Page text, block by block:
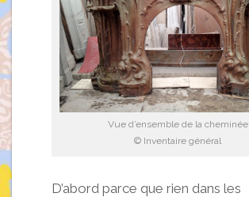
Vue d’ensemble de la cheminée
© Inventaire général
D’abord parce que rien dans les